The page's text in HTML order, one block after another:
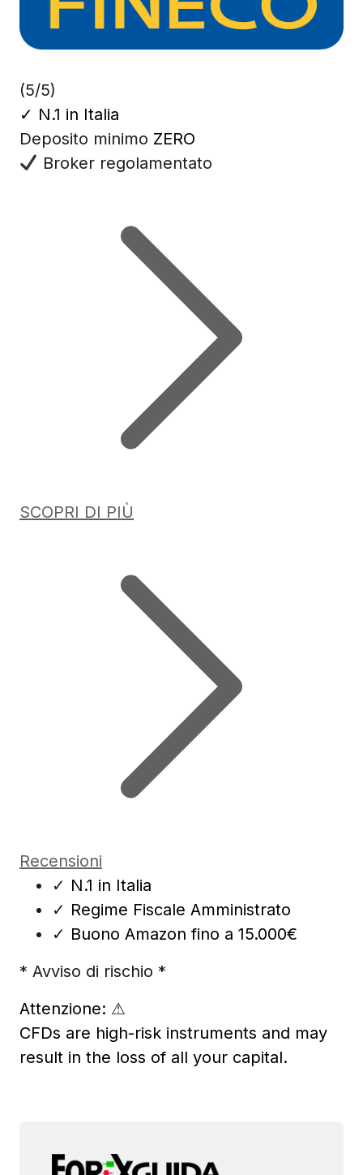
(5/5)
✓ N.1 in Italia
Deposito minimo ZERO
Broker regolamentato
SCOPRI DI PIÙ
Recensioni
✓ N.1 in Italia
✓ Regime Fiscale Amministrato
✓ Buono Amazon fino a 15.000€
* Avviso di rischio *
Attenzione: ⚠
CFDs are high-risk instruments and may
result in the loss of all your capital.